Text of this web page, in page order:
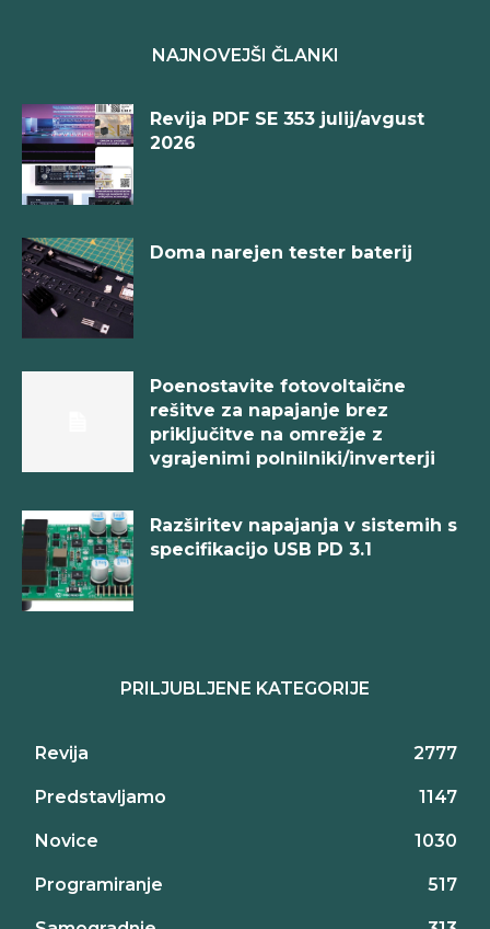
NAJNOVEJŠI ČLANKI
Revija PDF SE 353 julij/avgust
2026
Doma narejen tester baterij
Poenostavite fotovoltaične
rešitve za napajanje brez
priključitve na omrežje z
vgrajenimi polnilniki/inverterji
Razširitev napajanja v sistemih s
specifikacijo USB PD 3.1
PRILJUBLJENE KATEGORIJE
Revija 2777
Predstavljamo 1147
Novice 1030
Programiranje 517